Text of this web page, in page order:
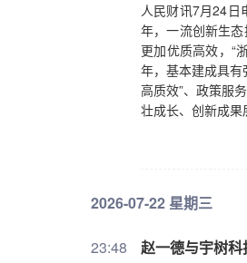
人民财讯7月24日
年，一流创新生
更加优质高效，“
年，基本建成具有
高质效”、政策服
壮成长、创新成果
2026-07-22 星期三
23:48 赵一德与宇树